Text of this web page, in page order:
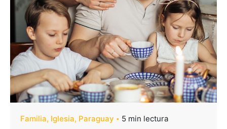
Familia Iglesia Paraguay 5 min lectura